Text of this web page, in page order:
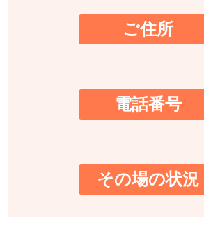
ご住所
電話番号
その場の状況